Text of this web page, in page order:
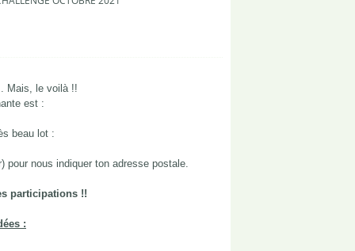
Mais, le voilà !!
est :
beau lot :
pour nous indiquer ton adresse postale.
participations !!
: